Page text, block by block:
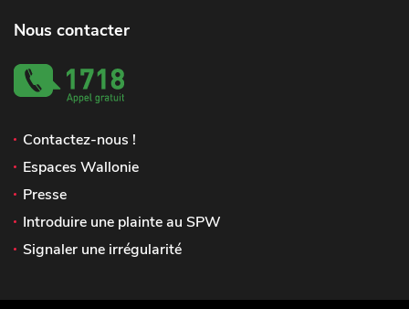
Nous contacter
Contactez-nous !
Espaces Wallonie
Presse
Introduire une plainte au SPW
Signaler une irrégularité